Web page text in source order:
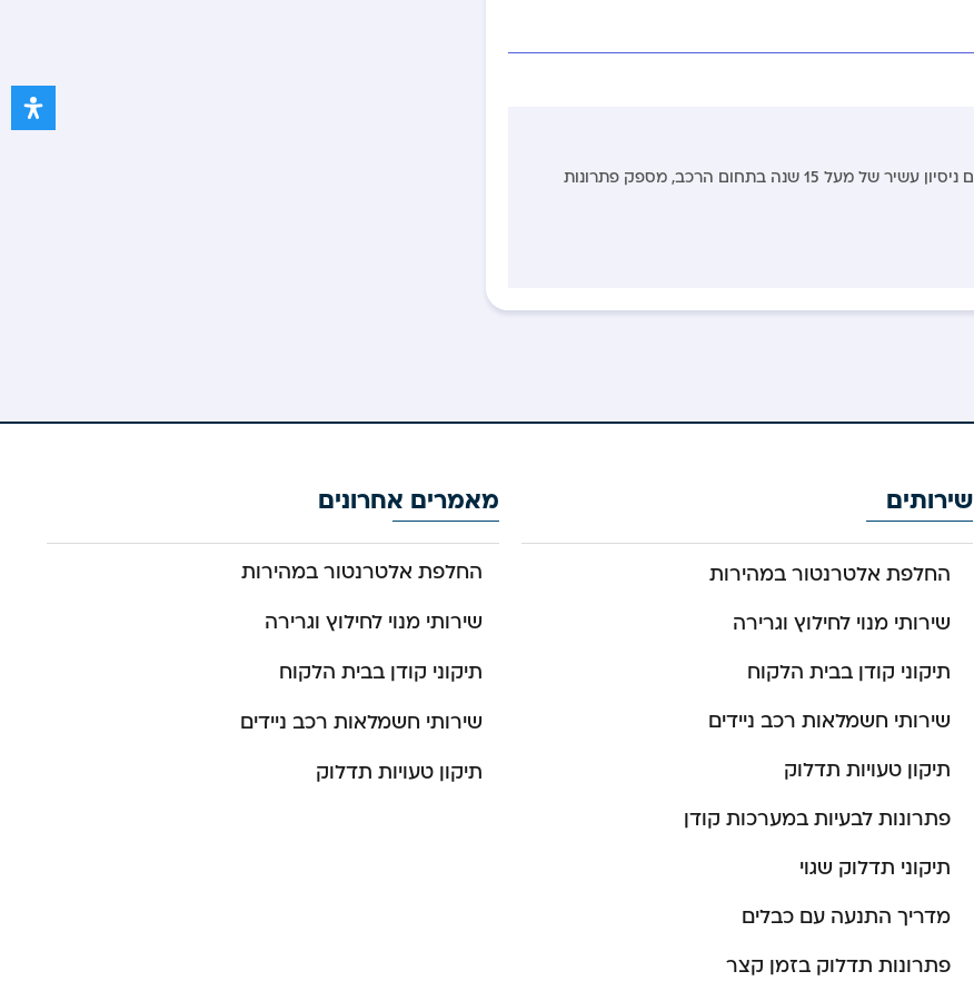
דני צור, מומחה שירותי מוסך נייד עם ניסיון עשיר של מעל 15 שנה בתחום הרכב, מספק פתרונות
שירותים
החלפת אלטרנטור במהירות
שירותי מנוי לחילוץ וגרירה
תיקוני קודן בבית הלקוח
שירותי חשמלאות רכב ניידים
תיקון טעויות תדלוק
פתרונות לבעיות במערכות קודן
תיקוני תדלוק שגוי
מדריך התנעה עם כבלים
פתרונות תדלוק בזמן קצר
מאמרים אחרונים
החלפת אלטרנטור במהירות
שירותי מנוי לחילוץ וגרירה
תיקוני קודן בבית הלקוח
שירותי חשמלאות רכב ניידים
תיקון טעויות תדלוק